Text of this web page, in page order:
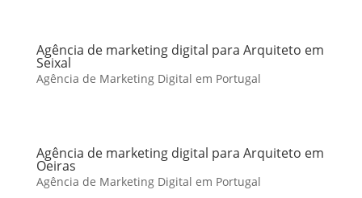
Agência de marketing digital para Arquiteto em
Seixal
Agência de Marketing Digital em Portugal
Agência de marketing digital para Arquiteto em
Oeiras
Agência de Marketing Digital em Portugal